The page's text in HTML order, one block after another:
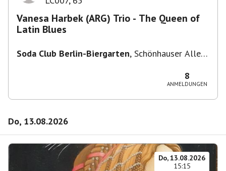
Vanesa Harbek (ARG) Trio - The Queen of
Latin Blues
Soda Club Berlin-Biergarten, Schönhauser Allee
8
ANMELDUNGEN
Do, 13.08.2026
Do, 13.08.2026
15:15